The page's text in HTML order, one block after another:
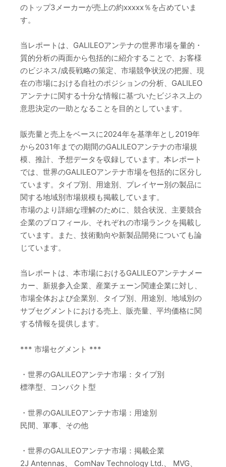
のトップ3メーカーが売上の約xxxxx％を占めていま
す。
当レポートは、GALILEOアンテナの世界市場を量的・
質的分析の両面から包括的に紹介することで、お客様
のビジネス/成長戦略の策定、市場競争状況の把握、現
在の市場における自社のポジションの分析、GALILEO
アンテナに関する十分な情報に基づいたビジネス上の
意思決定の一助となることを目的としています。
販売量と売上をベースに2024年を基準年とし2019年
から2031年までの期間のGALILEOアンテナの市場規
模、推計、予想データを収録しています。本レポート
では、世界のGALILEOアンテナ市場を包括的に区分し
ています。タイプ別、用途別、プレイヤー別の製品に
関する地域別市場規模も掲載しています。
市場のより詳細な理解のために、競合状況、主要競合
企業のプロフィール、それぞれの市場ランクを掲載し
ています。また、技術動向や新製品開発についても論
じています。
当レポートは、本市場におけるGALILEOアンテナメー
カー、新規参入企業、産業チェーン関連企業に対し、
市場全体および企業別、タイプ別、用途別、地域別の
サブセグメントにおける売上、販売量、平均価格に関
する情報を提供します。
*** 市場セグメント ***
・世界のGALILEOアンテナ市場：タイプ別
標準型、コンパクト型
・世界のGALILEOアンテナ市場：用途別
民間、軍事、その他
・世界のGALILEOアンテナ市場：掲載企業
2J Antennas、 ComNav Technology Ltd.、 MVG、